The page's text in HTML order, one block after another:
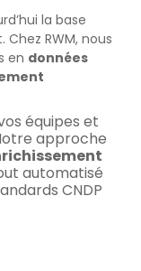
la base
RWM, nous
en données
équipes et
approche
automatisé
CNDP